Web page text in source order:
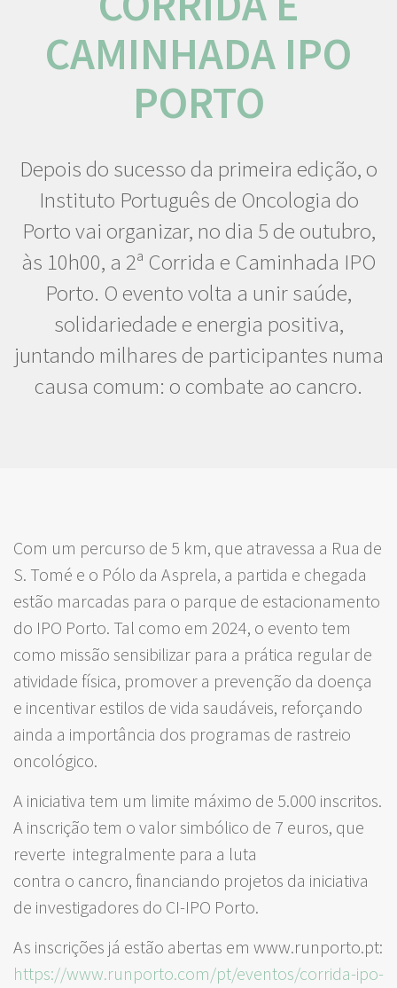
CAMINHADA IPO
PORTO
Depois do sucesso da primeira edição, o
Instituto Português de Oncologia do
Porto vai organizar, no dia 5 de outubro,
às 10h00, a 2ª Corrida e Caminhada IPO
Porto. O evento volta a unir saúde,
solidariedade e energia positiva,
juntando milhares de participantes numa
causa comum: o combate ao cancro.
Com um percurso de 5 km, que atravessa a Rua de
S. Tomé e o Pólo da Asprela, a partida e chegada
estão marcadas para o parque de estacionamento
do IPO Porto. Tal como em 2024, o evento tem
como missão sensibilizar para a prática regular de
atividade física, promover a prevenção da doença
e incentivar estilos de vida saudáveis, reforçando
ainda a importância dos programas de rastreio
oncológico.
A iniciativa tem um limite máximo de 5.000 inscritos.
A inscrição tem o valor simbólico de 7 euros, que
reverte integralmente para a luta
contra o cancro, financiando projetos da iniciativa
de investigadores do CI-IPO Porto.
As inscrições já estão abertas em www.runporto.pt:
https://www.runporto.com/pt/eventos/corrida-ipo-